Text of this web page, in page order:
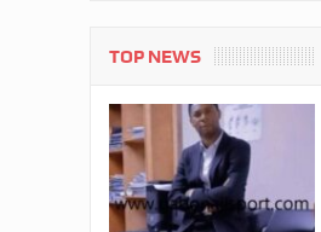
TOP NEWS